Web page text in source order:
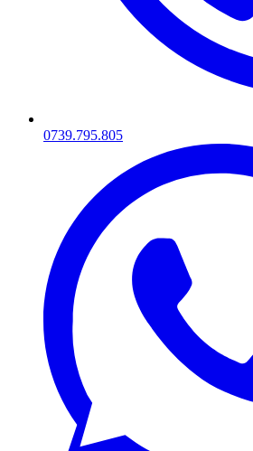
0739.795.805